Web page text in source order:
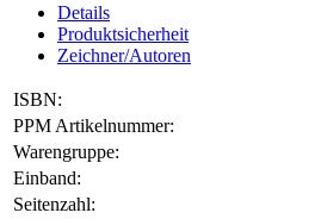
Details
Produktsicherheit
Zeichner/Autoren
ISBN:
PPM Artikelnummer:
Warengruppe:
Einband:
Seitenzahl: